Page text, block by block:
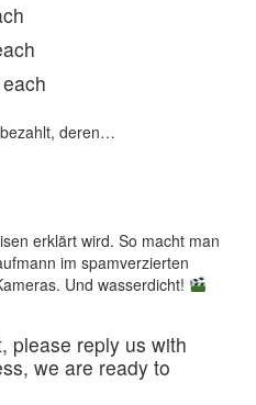
deren…
erklärt wird. So macht man
im spamverzierten
Und wasserdicht!
please reply us with
we are ready to